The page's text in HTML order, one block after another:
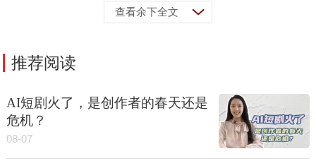
查看余下全文
推荐阅读
AI短剧火了，是创作者的春天还是
危机？
08-07